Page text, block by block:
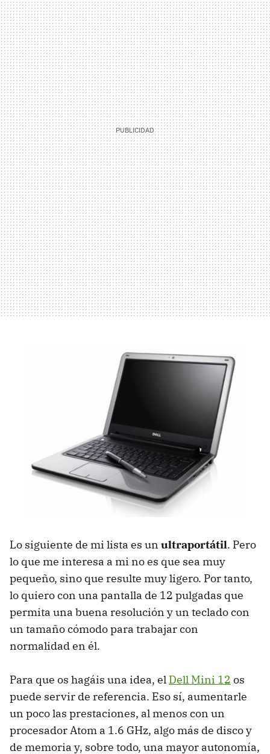
Lo siguiente de mi lista es un ultraportátil. Pero
lo que me interesa a mi no es que sea muy
pequeño, sino que resulte muy ligero. Por tanto,
lo quiero con una pantalla de 12 pulgadas que
permita una buena resolución y un teclado con
un tamaño cómodo para trabajar con
normalidad en él.
Para que os hagáis una idea, el Dell Mini 12 os
puede servir de referencia. Eso sí, aumentarle
un poco las prestaciones, al menos con un
procesador Atom a 1.6 GHz, algo más de disco y
de memoria y, sobre todo, una mayor autonomía,